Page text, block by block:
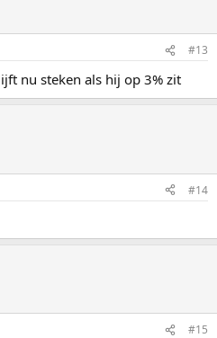
#13
nu steken als hij op 3% zit
#14
#15